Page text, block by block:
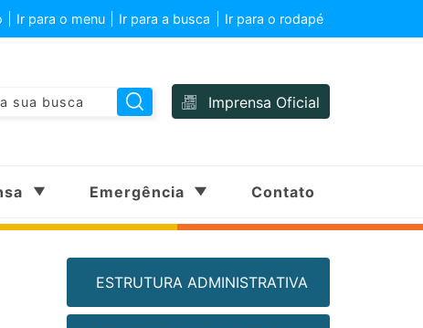
Ir para o menu Ir para a busca Ir para o rodapé
Imprensa Oficial
Emergência Contato
ESTRUTURA ADMINISTRATIVA